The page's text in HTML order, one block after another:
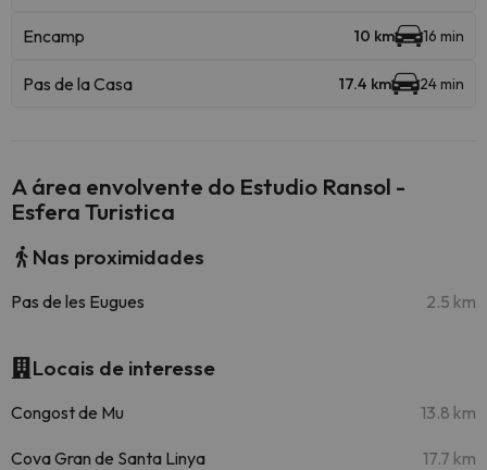
Encamp 10 km 16 min
Pas de la Casa 17.4 km 24 min
A área envolvente do Estudio Ransol -
Esfera Turistica
Nas proximidades
Pas de les Eugues 2.5 km
Locais de interesse
Congost de Mu 13.8 km
Cova Gran de Santa Linya 17.7 km